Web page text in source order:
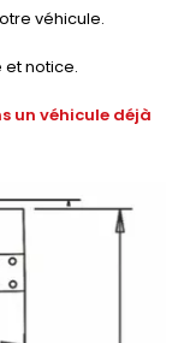
véhicule.
et notice.
un véhicule déjà